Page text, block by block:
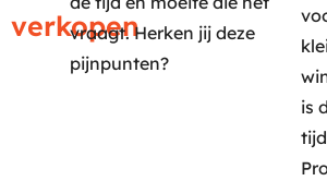
verkopen
vraagt. Herken jij deze
pijnpunten?
is